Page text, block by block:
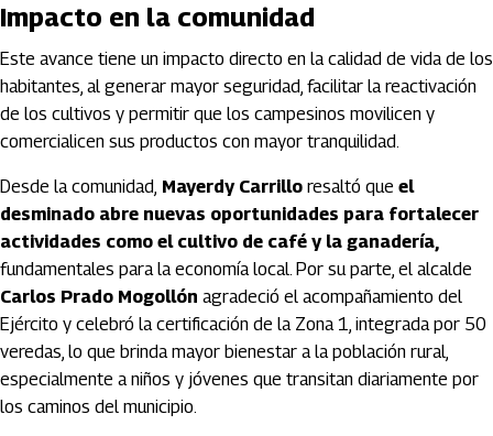
Impacto en la comunidad
Este avance tiene un impacto directo en la calidad de vida de los
habitantes, al generar mayor seguridad, facilitar la reactivación
de los cultivos y permitir que los campesinos movilicen y
comercialicen sus productos con mayor tranquilidad.
Desde la comunidad, Mayerdy Carrillo resaltó que el
desminado abre nuevas oportunidades para fortalecer
actividades como el cultivo de café y la ganadería,
fundamentales para la economía local. Por su parte, el alcalde
Carlos Prado Mogollón agradeció el acompañamiento del
Ejército y celebró la certificación de la Zona 1, integrada por 50
veredas, lo que brinda mayor bienestar a la población rural,
especialmente a niños y jóvenes que transitan diariamente por
los caminos del municipio.